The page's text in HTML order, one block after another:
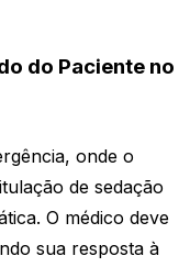
do Paciente no
onde o
de sedação
O médico deve
sua resposta à